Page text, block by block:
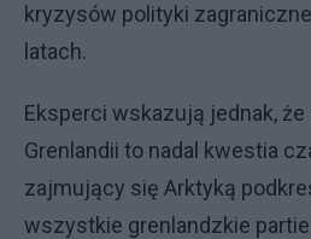
kryzysów polityki
latach.
Eksperci wskazują jednak, że
Grenlandii to nadal kwestia
zajmujący się Arktyką
wszystkie grenlandzkie